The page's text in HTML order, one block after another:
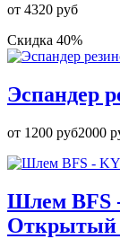
от 4320 руб
Скидка 40%
Эспандер
от 1200 руб2000
Шлем BFS
Открытый